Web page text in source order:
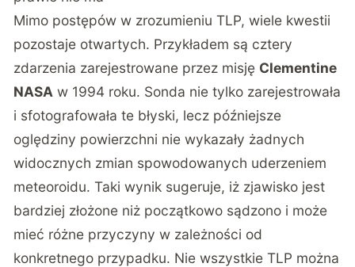
Mimo postępów w zrozumieniu TLP, wiele kwestii
pozostaje otwartych. Przykładem są cztery
zdarzenia zarejestrowane przez misję Clementine
NASA w 1994 roku. Sonda nie tylko zarejestrowała
i sfotografowała te błyski, lecz późniejsze
oględziny powierzchni nie wykazały żadnych
widocznych zmian spowodowanych uderzeniem
meteoroidu. Taki wynik sugeruje, iż zjawisko jest
bardziej złożone niż początkowo sądzono i może
mieć różne przyczyny w zależności od
konkretnego przypadku. Nie wszystkie TLP można